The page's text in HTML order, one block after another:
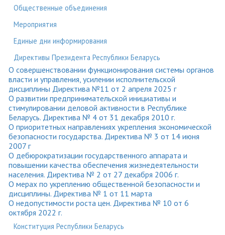
Общественные объединения
Мероприятия
Единые дни информирования
Директивы Президента Республики Беларусь
О совершенствовании функционирования системы органов
власти и управления, усилении исполнительской
дисциплины Директива №11 от 2 апреля 2025 г
О развитии предпринимательской инициативы и
стимулировании деловой активности в Республике
Беларусь. Директива № 4 от 31 декабря 2010 г.
О приоритетных направлениях укрепления экономической
безопасности государства. Директива № 3 от 14 июня
2007 г
О дебюрократизации государственного аппарата и
повышении качества обеспечения жизнедеятельности
населения. Директива № 2 от 27 декабря 2006 г.
О мерах по укреплению общественной безопасности и
дисциплины. Директива № 1 от 11 марта
О недопустимости роста цен. Директива № 10 от 6
октября 2022 г.
Конституция Республики Беларусь